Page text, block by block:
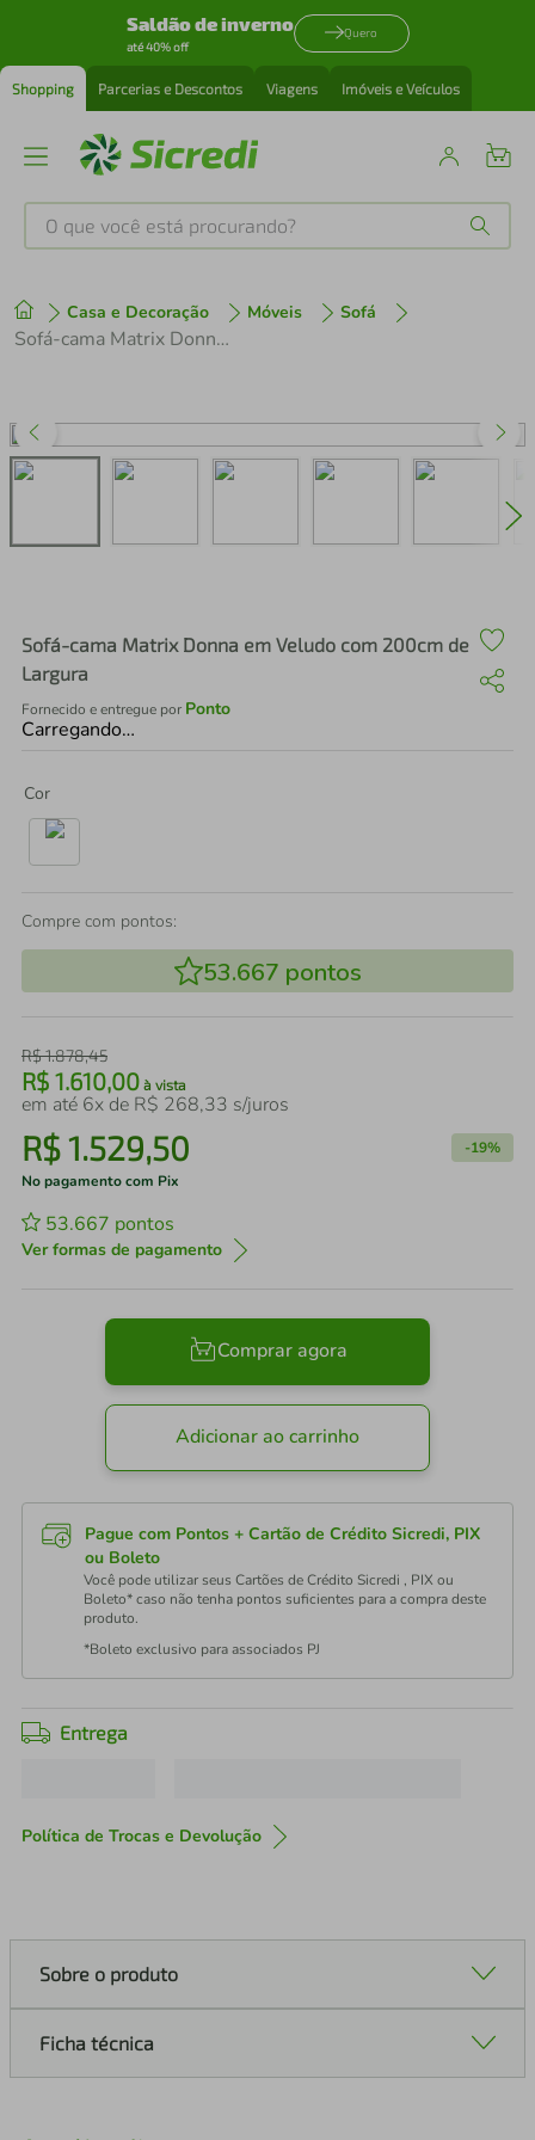
Saldão de inverno
até 40% off
Quero
Shopping Parcerias e Descontos Viagens Imóveis e Veículos
O que você está procurando?
Casa e Decoração Móveis Sofá
Sofá-cama Matrix Donna em Veludo com 200cm de Largura
Sofá-cama Matrix Donna em Veludo com 200cm de
Largura
Fornecido e entregue por Ponto
Carregando…
Cor
Compre com pontos:
53.667 pontos
R$1.878,45
R$ 1.610,00 à vista
em até 6x de R$ 268,33 s/juros
R$1.529,50 -19%
No pagamento com Pix
53.667 pontos
Ver formas de pagamento
Comprar agora
Adicionar ao carrinho
Pague com Pontos + Cartão de Crédito Sicredi, PIX
ou Boleto
Você pode utilizar seus Cartões de Crédito Sicredi , PIX ou
Boleto* caso não tenha pontos suficientes para a compra deste
produto.
*Boleto exclusivo para associados PJ
Entrega
Política de Trocas e Devolução
Sobre o produto
Ficha técnica
1º tenis
perfume